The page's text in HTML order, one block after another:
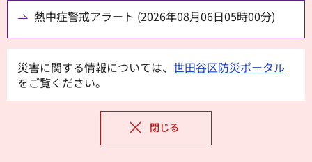
熱中症警戒アラート (2026年08月06日05時00分)
災害に関する情報については、 世田谷区防災ポータル
をご覧ください。
閉じる